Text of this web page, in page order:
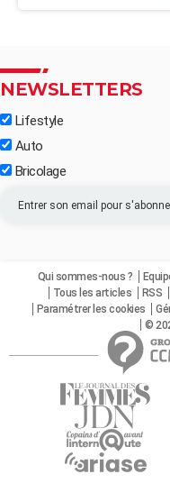
NEWSLETTERS
Lifestyle
Auto
Bricolage
Qui sommes-nous ?
Tous les articles
RSS
Paramétrer les cookies
©